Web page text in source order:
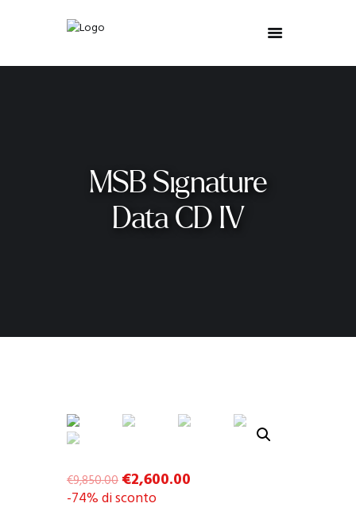
MSB Signature
Data CD IV
€9,850.00 €2,600.00
-74% di sconto